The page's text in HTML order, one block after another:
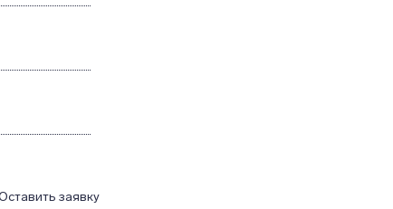
заявку